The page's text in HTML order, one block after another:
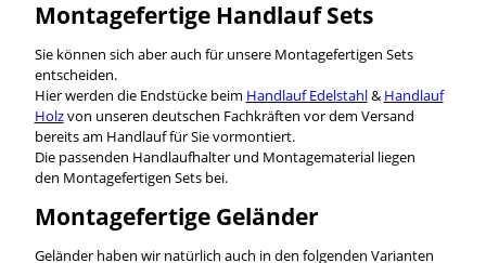
Montagefertige Handlauf Sets
Sie können sich aber auch für unsere Montagefertigen Sets
entscheiden.
Hier werden die Endstücke beim Handlauf Edelstahl& Handlauf
Holzvon unseren deutschen Fachkräften vor dem Versand
bereits am Handlauf für Sie vormontiert.
Die passenden Handlaufhalter und Montagematerial liegen
den Montagefertigen Sets bei.
Montagefertige Geländer
Geländer haben wir natürlich auch in den folgenden Varianten